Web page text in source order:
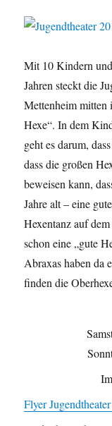
Mit 10 Kindern
Jahren steckt die
Mettenheim mitten
Hexe“. In dem
geht es darum,
dass die großen
beweisen kann,
Jahre alt – eine
Hexentanz auf
schon eine „gute
Abraxas haben da
finden die
Flyer